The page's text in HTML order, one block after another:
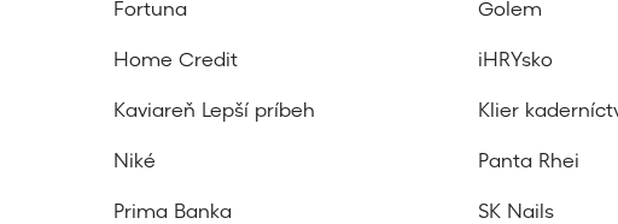
Fortuna Golem
Home Credit iHRYsko
Kaviareň Lepší príbeh Klier
Niké Panta Rhei
Prima Banka SK Nails